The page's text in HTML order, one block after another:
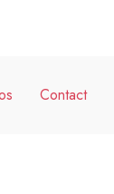
Contact